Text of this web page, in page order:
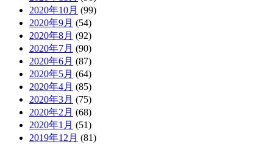
2020年10月 (99)
2020年9月 (54)
2020年8月 (92)
2020年7月 (90)
2020年6月 (87)
2020年5月 (64)
2020年4月 (85)
2020年3月 (75)
2020年2月 (68)
2020年1月 (51)
2019年12月 (81)